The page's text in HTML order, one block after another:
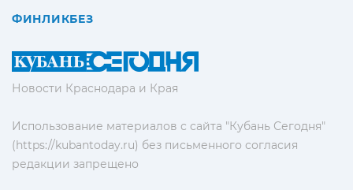
Новости Краснодара и Края
Использование материалов с сайта "Кубань Сегодня"
(https://kubantoday.ru) без письменного согласия
редакции запрещено
ФИНЛИКБЕЗ